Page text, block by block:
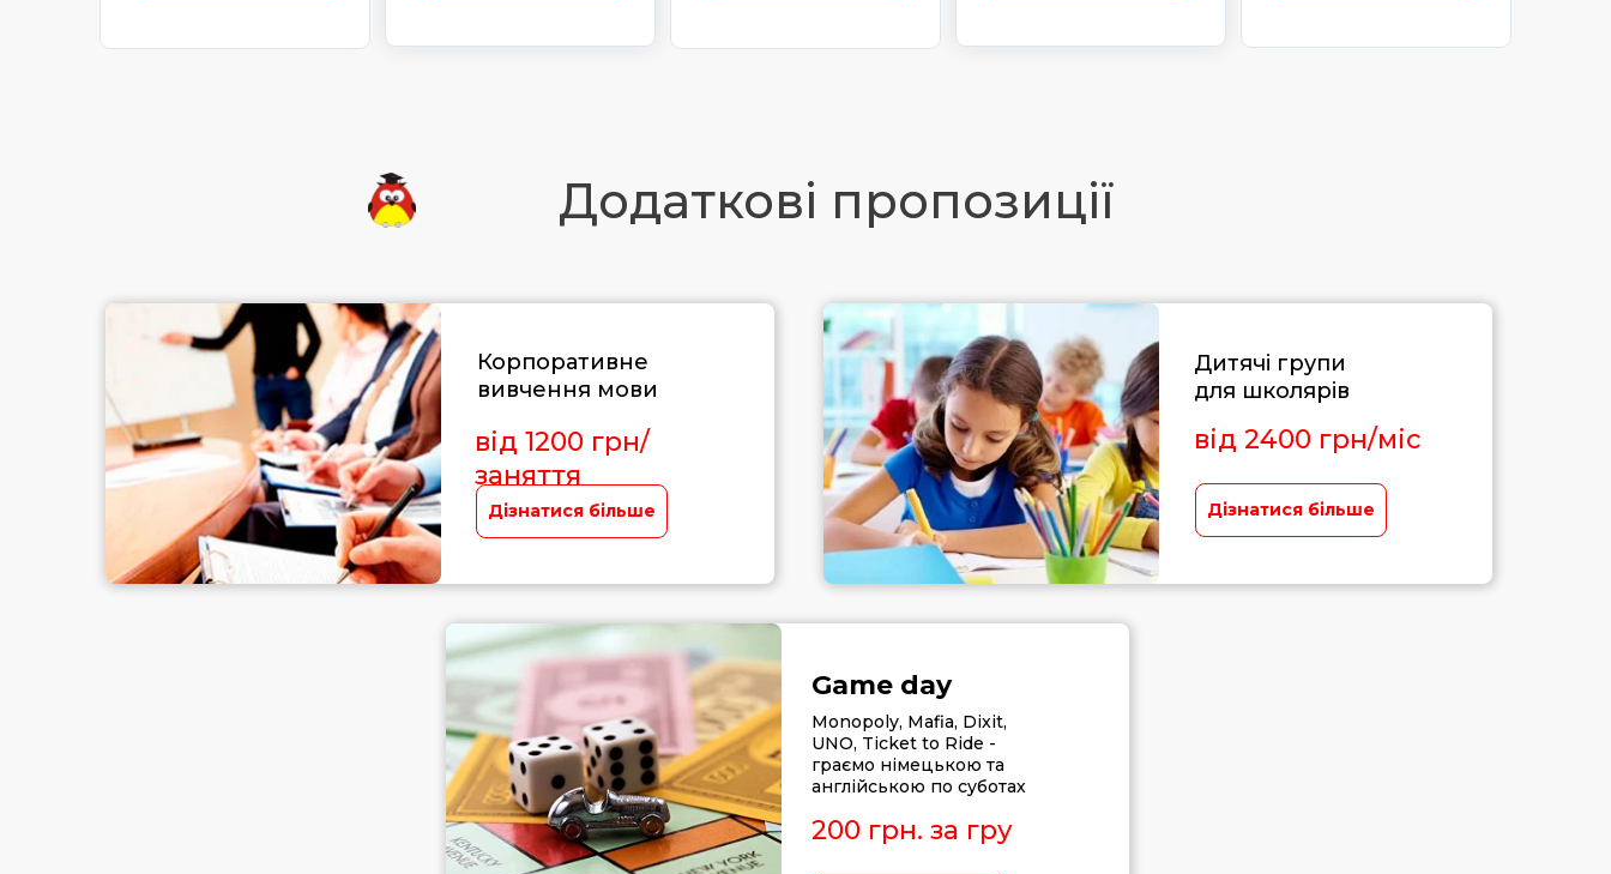
Додаткові пропозиції
Game day
Monopoly, Mafia, Dixit,
UNO, Ticket to Ride -
граємо німецькою та
англійською по суботах
200 грн. за гру
Дитячі групи
для школярів
від 2400 грн/міс
Дізнатися більше
Корпоративне
вивчення мови
від 1200 грн/
заняття
Дізнатися більше